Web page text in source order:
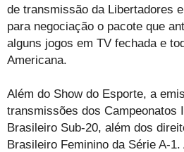
de transmissão da Libertadores
para negociação o pacote que
alguns jogos em TV fechada e
Americana.
Além do Show do Esporte, a
transmissões dos Campeonatos
Brasileiro Sub-20, além dos
Brasileiro Feminino da Série A-1.